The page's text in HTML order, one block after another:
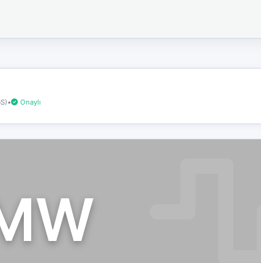
• Onaylı
bağlantınız